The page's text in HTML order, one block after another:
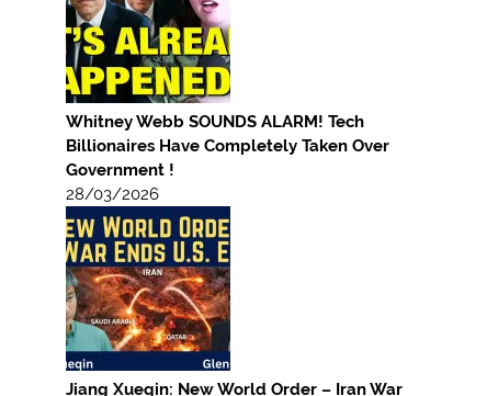
Whitney Webb SOUNDS ALARM! Tech
Billionaires Have Completely Taken Over
Government !
28/03/2026
Jiang Xueqin: New World Order – Iran War